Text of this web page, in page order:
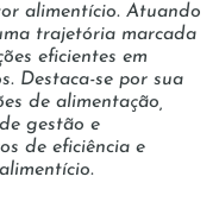
alimentício. Atuando
trajetória marcada
eficientes em
Destaca-se por sua
de alimentação,
gestão e
de eficiência e